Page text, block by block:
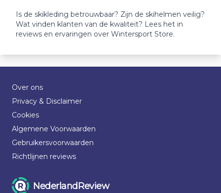
Is de skikleding betrouwbaar? Zijn de skihelmen veilig?
Wat vinden klanten van de kwaliteit? Lees het in
reviews en ervaringen over Wintersport Store.
Over ons
Privacy & Disclaimer
Cookies
Algemene Voorwaarden
Gebruikersvoorwaarden
Richtlijnen reviews
NederlandReview